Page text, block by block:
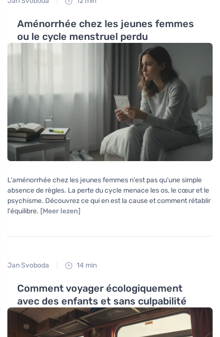
Aménorrhée chez les jeunes femmes
ou le cycle menstruel perdu
L'aménorrhée chez les jeunes femmes n'est pas qu'une simple
absence de règles. La perte du cycle menace les os, le cœur et le
psychisme. Découvrez ce qui en est la cause et comment rétablir
l'équilibre. [Meer lezen]
Jan Svoboda 14 min
Comment voyager écologiquement
avec des enfants et sans culpabilité